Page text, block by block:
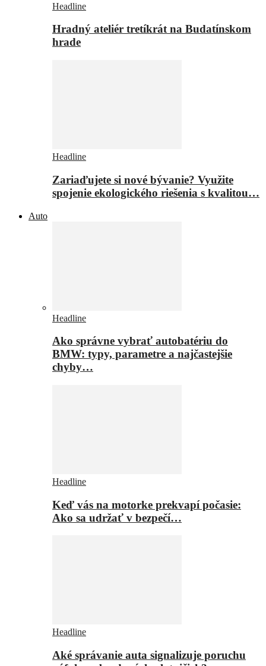
Headline
Hradný ateliér tretíkrát na Budatínskom
hrade
Headline
Zariaďujete si nové bývanie? Využite
spojenie ekologického riešenia s kvalitou…
Auto
Headline
Ako správne vybrať autobatériu do
BMW: typy, parametre a najčastejšie
chyby…
Headline
Keď vás na motorke prekvapí počasie:
Ako sa udržať v bezpečí…
Headline
Aké správanie auta signalizuje poruchu